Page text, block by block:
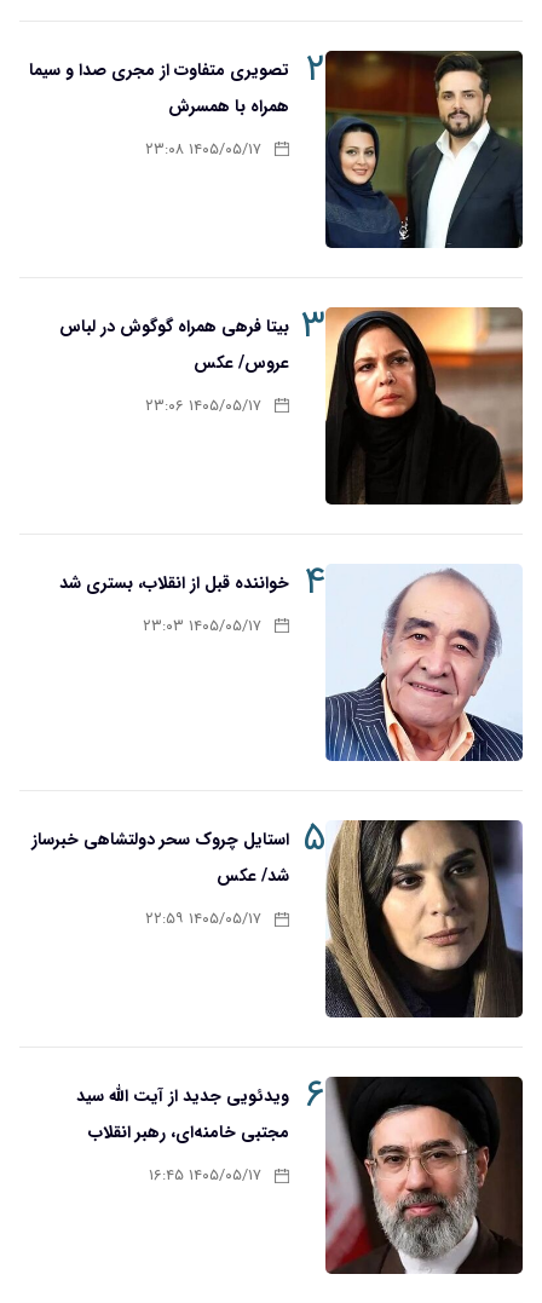
۲
تصویری متفاوت از مجری صدا و سیما
همراه با همسرش
۱۴۰۵/۰۵/۱۷ ۲۳:۰۸
۳ بیتا فرهی همراه گوگوش در لباس
عروس/ عکس
۱۴۰۵/۰۵/۱۷ ۲۳:۰۶
۴ خواننده قبل از انقلاب، بستری شد
۱۴۰۵/۰۵/۱۷ ۲۳:۰۳
۵ استایل چروک سحر دولتشاهی خبرساز
شد/ عکس
۱۴۰۵/۰۵/۱۷ ۲۲:۵۹
۶
ویدئویی جدید از آیت الله سید
مجتبی خامنه‌ای، رهبر انقلاب
۱۴۰۵/۰۵/۱۷ ۱۶:۴۵